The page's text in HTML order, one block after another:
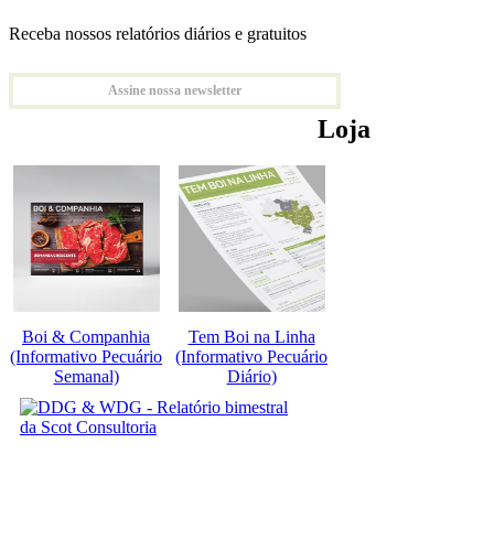
Receba nossos relatórios diários e gratuitos
Assine nossa newsletter
Loja
Boi & Companhia
(Informativo Pecuário
Semanal)
Tem Boi na Linha
(Informativo Pecuário
Diário)